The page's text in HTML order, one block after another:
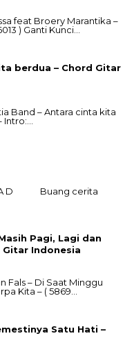
feat Broery Marantika –
) Ganti Kunci…
berdua – Chord Gitar
Band – Antara cinta kita
D A D Buang cerita
Pagi, Lagi dan
Gitar Indonesia
Fals – Di Saat Minggu
Kita – ( 5869…
Satu Hati –